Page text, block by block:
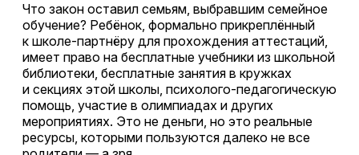
Что закон оставил семьям, выбравшим семейное
обучение? Ребёнок, формально прикреплённый
к школе-партнёру для прохождения аттестаций,
имеет право на бесплатные учебники из школьной
библиотеки, бесплатные занятия в кружках
и секциях этой школы, психолого-педагогическую
помощь, участие в олимпиадах и других
мероприятиях. Это не деньги, но это реальные
ресурсы, которыми пользуются далеко не все